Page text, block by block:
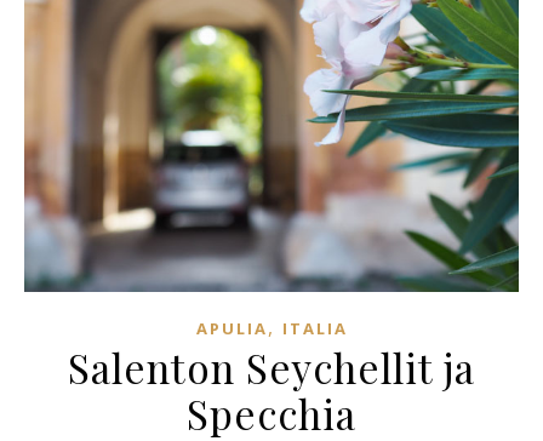
APULIA, ITALIA
Salenton Seychellit ja
Specchia